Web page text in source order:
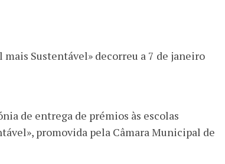
Sustentável» decorreu a 7 de janeiro
de entrega de prémios às escolas
promovida pela Câmara Municipal de